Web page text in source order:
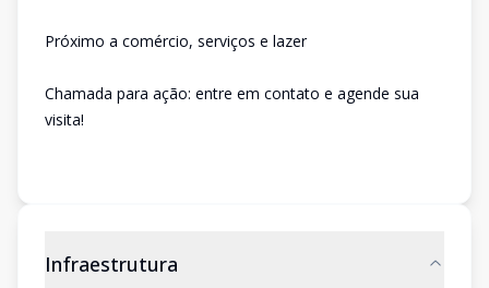
Próximo a comércio, serviços e lazer
Chamada para ação: entre em contato e agende sua
visita!
Infraestrutura